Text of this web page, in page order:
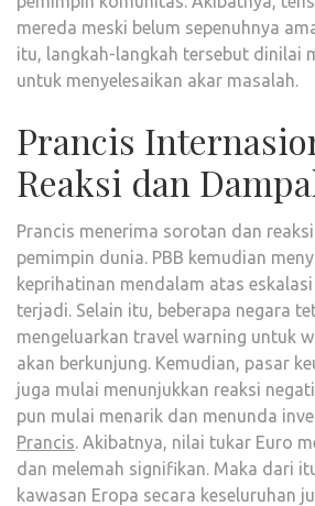
mereda meski belum sepenuhnya
itu, langkah-langkah tersebut dinilai
untuk menyelesaikan akar masalah.
Prancis
Reaksi dan
Prancis menerima sorotan dan
pemimpin dunia. PBB kemudian
keprihatinan mendalam atas
terjadi. Selain itu, beberapa negara
mengeluarkan travel warning untuk
akan berkunjung. Kemudian, pasar
juga mulai menunjukkan reaksi
pun mulai menarik dan menunda
Prancis. Akibatnya, nilai tukar Euro
dan melemah signifikan. Maka dari
kawasan Eropa secara keseluruhan